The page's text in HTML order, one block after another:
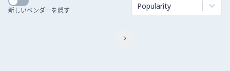
新しいベンダーを隠す Popularity
